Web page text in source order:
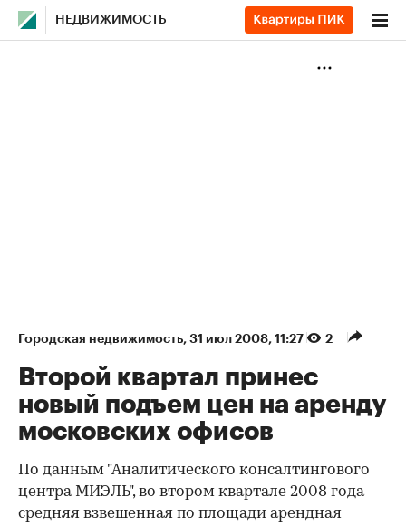
НЕДВИЖИМОСТЬ
Городская недвижимость⁠, 31 июл 2008, 11:27 2
Второй квартал принес
новый подъем цен на аренду
московских офисов
По данным "Аналитического консалтингового
центра МИЭЛЬ", во втором квартале 2008 года
средняя взвешенная по площади арендная